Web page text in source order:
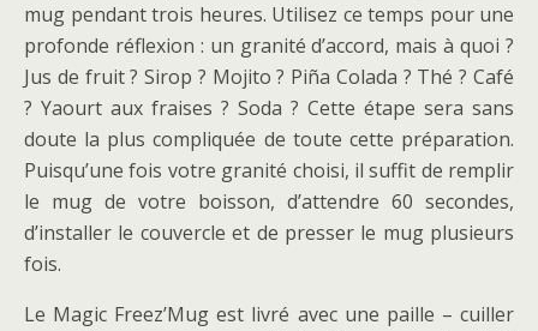
mug pendant trois heures. Utilisez ce temps pour une
profonde réflexion : un granité d’accord, mais à quoi ?
Jus de fruit ? Sirop ? Mojito ? Piña Colada ? Thé ? Café
? Yaourt aux fraises ? Soda ? Cette étape sera sans
doute la plus compliquée de toute cette préparation.
Puisqu’une fois votre granité choisi, il suffit de remplir
le mug de votre boisson, d’attendre 60 secondes,
d’installer le couvercle et de presser le mug plusieurs
fois.
Le Magic Freez’Mug est livré avec une paille – cuiller